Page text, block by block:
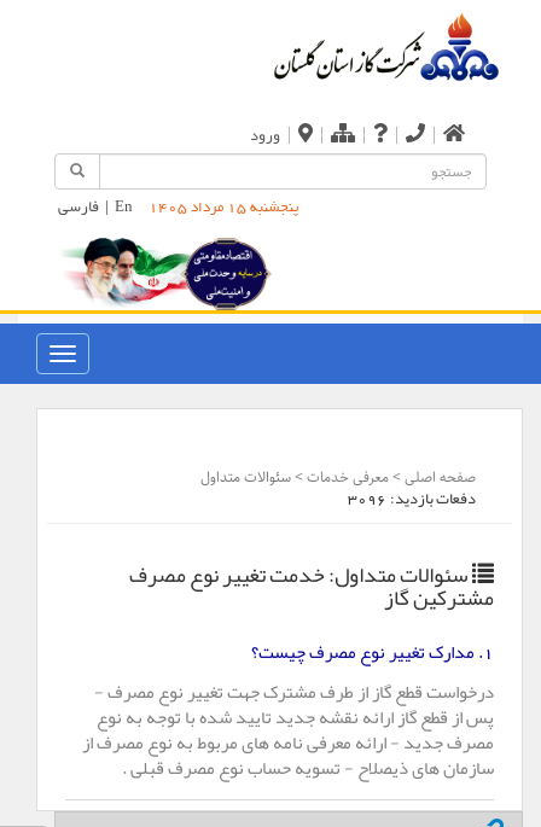
|
|
|
|
| ورود
پنجشنبه 15 مرداد 1405 En
| فارسی
صفحه اصلی >معرفی خدمات > سئوالات متداول
دفعات بازدید: 3096
سئوالات متداول: خدمتتغییر نوع مصرف
مشترکین گاز
1
.مدارک تغییر نوع مصرف چیست؟
درخواست قطع گاز از طرف مشترک جهت تغییر نوع مصرف -
پس از قطع گاز ارائه نقشه جدید تایید شده با توجه به نوع
مصرف جدید - ارائه معرفی نامه های مربوط به نوع مصرف از
سازمان های ذیصلاح - تسویه حساب نوع مصرف قبلی.